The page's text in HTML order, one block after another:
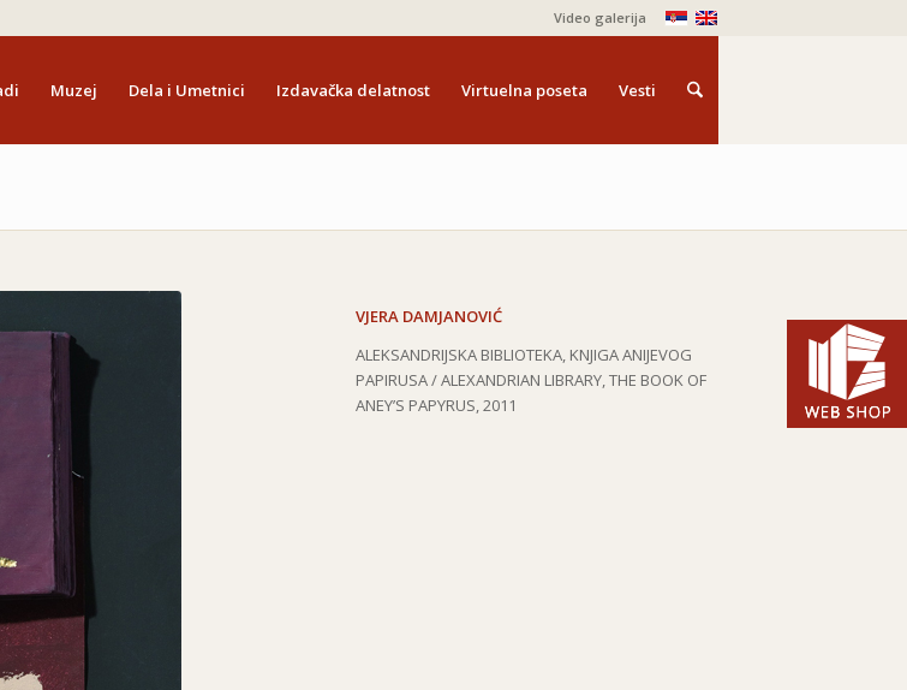
Video galerija
Muzej Dela i Umetnici Izdavačka delatnost Virtuelna poseta Vesti
VJERA DAMJANOVIĆ
ALEKSANDRIJSKA BIBLIOTEKA, KNJIGA ANIJEVOG
PAPIRUSA /ALEXANDRIAN LIBRARY, THE BOOK OF
ANEY’S PAPYRUS, 2011